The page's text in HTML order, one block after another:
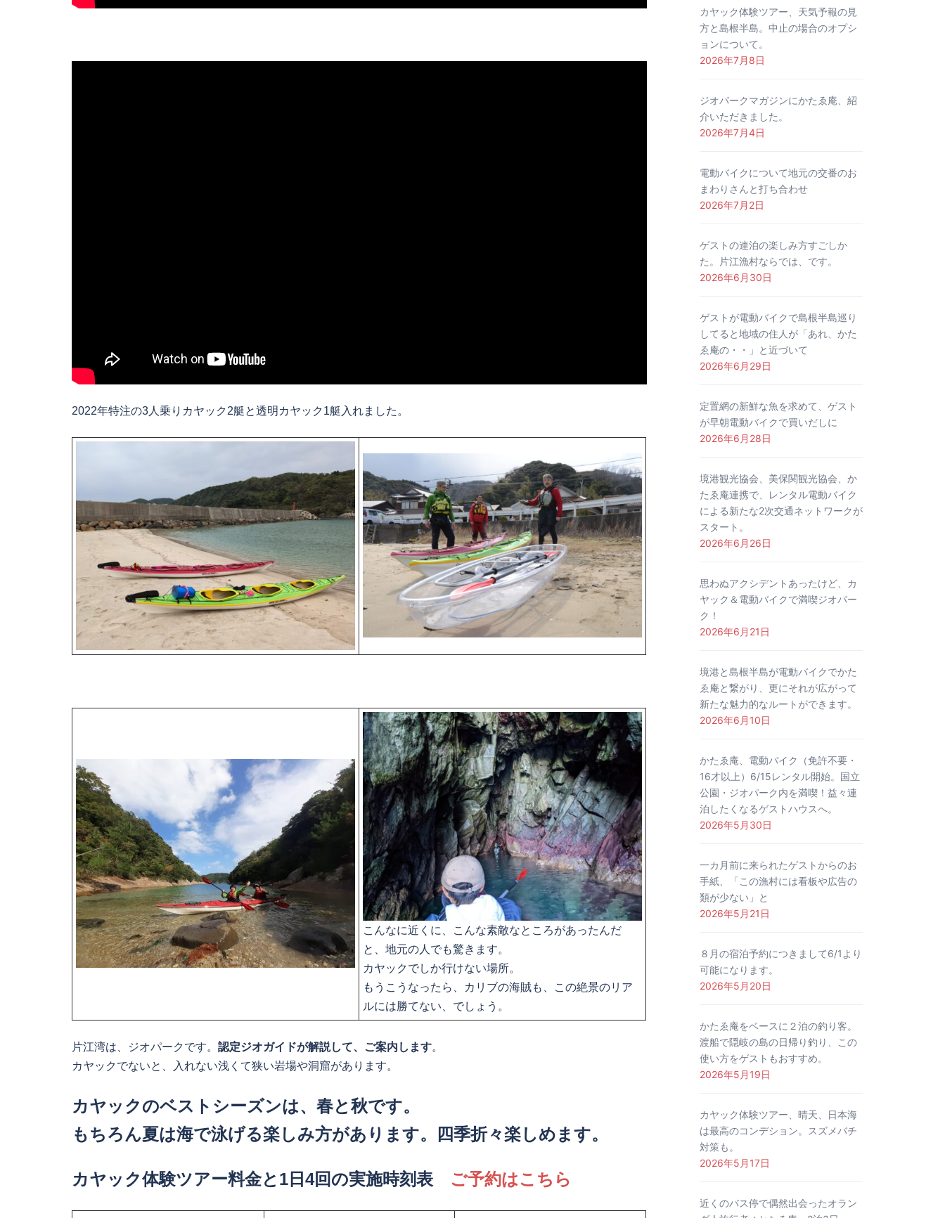
2022年特注の3人乗りカヤック2艇と透明カヤック1艇入れました。
こんなに近くに、こんな素敵なところがあったんだ
と、地元の人でも驚きます。
カヤックでしか行けない場所。
もうこうなったら、カリブの海賊も、この絶景のリア
ルには勝てない、でしょう。
片江湾は、ジオパークです。 認定ジオガイドが解説して、ご案内します。
カヤックでないと、入れない浅くて狭い岩場や洞窟があります。
カヤックのベストシーズンは、春と秋です。
もちろん夏は海で泳げる楽しみ方があります。四季折々楽しめます。
カヤック体験ツアー料金と1日4回の実施時刻表 ご予約はこちら
カヤック体験ツアー、天気予報の見
方と島根半島。中止の場合のオプシ
ョンについて。
2026年7月8日
ジオパークマガジンにかたゑ庵、紹
介いただきました。
2026年7月4日
電動バイクについて地元の交番のお
まわりさんと打ち合わせ
2026年7月2日
ゲストの連泊の楽しみ方すごしか
た。片江漁村ならでは、です。
2026年6月30日
ゲストが電動バイクで島根半島巡り
してると地域の住人が「あれ、かた
ゑ庵の・・」と近づいて
2026年6月29日
定置網の新鮮な魚を求めて、ゲスト
が早朝電動バイクで買いだしに
2026年6月28日
境港観光協会、美保関観光協会、か
たゑ庵連携で、レンタル電動バイク
による新たな2次交通ネットワークが
スタート。
2026年6月26日
思わぬアクシデントあったけど、カ
ヤック＆電動バイクで満喫ジオパー
ク！
2026年6月21日
境港と島根半島が電動バイクでかた
ゑ庵と繋がり、更にそれが広がって
新たな魅力的なルートができます。
2026年6月10日
かたゑ庵、電動バイク（免許不要・
16才以上）6/15レンタル開始。国立
公園・ジオパーク内を満喫！益々連
泊したくなるゲストハウスへ。
2026年5月30日
一カ月前に来られたゲストからのお
手紙、「この漁村には看板や広告の
類が少ない」と
2026年5月21日
８月の宿泊予約につきまして6/1より
可能になります。
2026年5月20日
かたゑ庵をベースに２泊の釣り客。
渡船で隠岐の島の日帰り釣り、この
使い方をゲストもおすすめ。
2026年5月19日
カヤック体験ツアー、晴天、日本海
は最高のコンデション。スズメバチ
対策も。
2026年5月17日
近くのバス停で偶然出会ったオラン